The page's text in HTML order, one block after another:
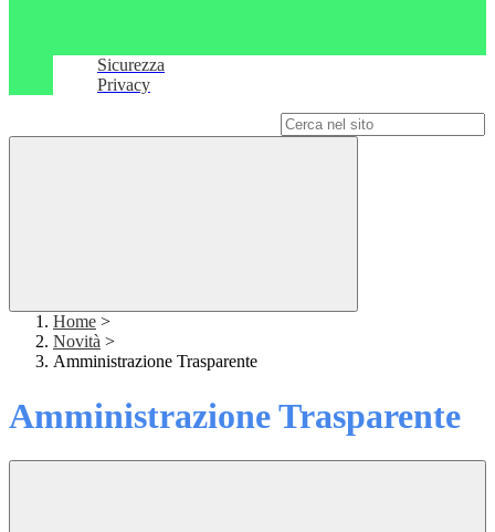
Sicurezza
Privacy
Home >
Novità >
Amministrazione Trasparente
Amministrazione Trasparente